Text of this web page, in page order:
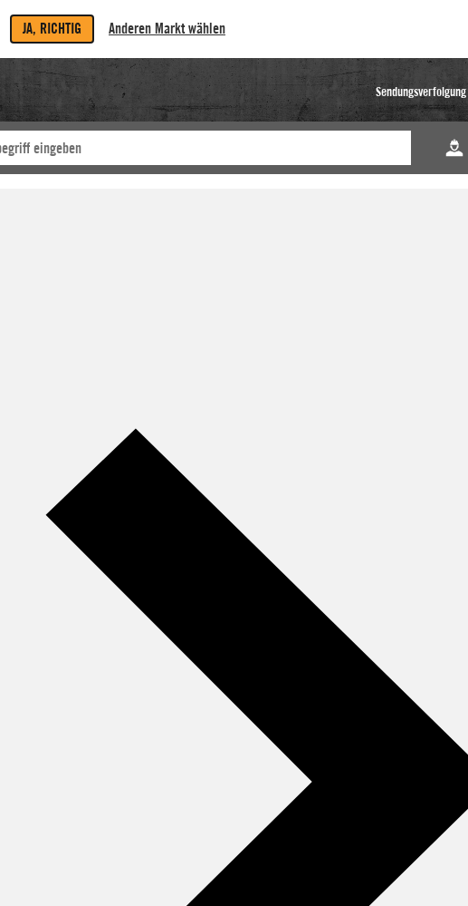
JA, RICHTIG Anderen Markt wählen
Sendungsverfolgung